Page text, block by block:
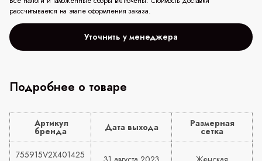
рассчитывается на этапе оформления заказа.
Уточнить у менеджера
Подробнее о товаре
Артикул
бренда Дата выхода Размерная
сетка
755915V2X401425